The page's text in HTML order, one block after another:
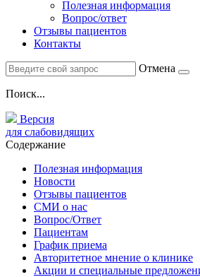
Полезная информация
Вопрос/ответ
Отзывы пациентов
Контакты
Отмена
Поиск...
Версия
для слабовидящих
Содержание
Полезная информация
Новости
Отзывы пациентов
СМИ о нас
Вопрос/Ответ
Пациентам
График приема
Авторитетное мнение о клинике
Акции и специальные